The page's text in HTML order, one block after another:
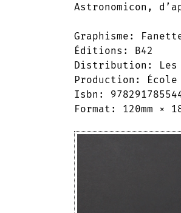
Astronomicon,
Graphisme:
Éditions: B42
Distribution: Les
Production:
Isbn:
Format: 120mm ×